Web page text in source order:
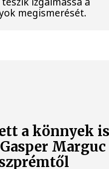
megismerését.
a könnyek
Marguc